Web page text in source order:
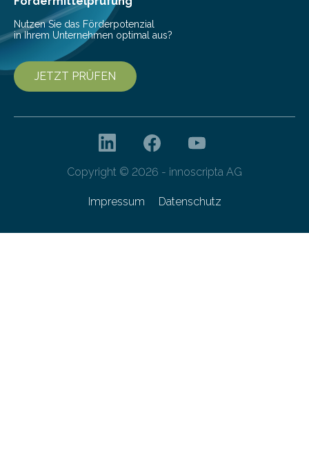
Nutzen Sie das Förderpotenzial
in Ihrem Unternehmen optimal aus?
JETZT PRÜFEN
Copyright © 2026 - innoscripta AG
Impressum Datenschutz